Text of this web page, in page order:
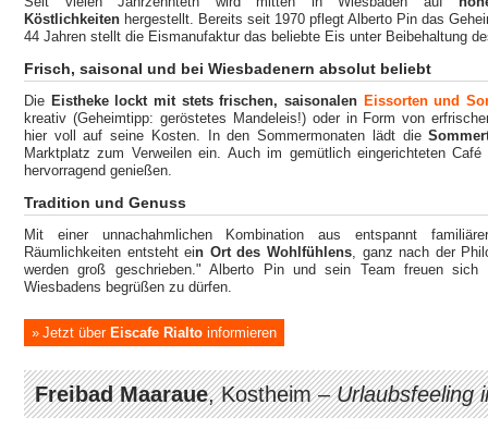
Köstlichkeiten hergestellt. Bereits seit 1970 pflegt Alberto Pin das
44 Jahren stellt die Eismanufaktur das beliebte Eis unter Beibehaltung
Frisch, saisonal und bei Wiesbadenern absolut beliebt
Die Eistheke lockt mit stets frischen, saisonalenEissorten und
kreativ (Geheimtipp: geröstetes Mandeleis!) oder in Form von
hier voll auf seine Kosten. In den Sommermonaten lädt die
Marktplatz zum Verweilen ein.
Auch im gemütlich eingerichteten
hervorragend genießen.
Tradition und Genuss
Mit einer unnachahmlichen Kombination aus entspannt
Räumlichkeiten entsteht ein Ort des Wohlfühlens , ganz nach der
werden groß geschrieben." Alberto Pin und sein Team freuen
Wiesbadens begrüßen zu dürfen.
Jetzt über Eiscafe Rialto informieren
Freibad Maaraue, Kostheim –Urlaubsfeeling